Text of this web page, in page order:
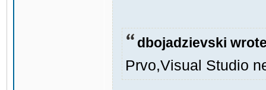
dbojadzievski
Prvo,Visual Studio